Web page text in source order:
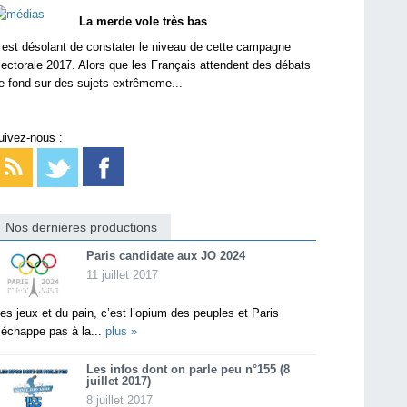
La merde vole très bas
est désolant de constater le niveau de cette campagne
2017. Alors que les Français attendent des débats
fond sur des sujets extrêmeme...
nous :
Nos dernières productions
Paris candidate aux JO 2024
11 juillet 2017
jeux et du pain, c’est l’opium des peuples et Paris
pas à la... plus »
Les infos dont on parle peu n°155 (8
juillet 2017)
8 juillet 2017